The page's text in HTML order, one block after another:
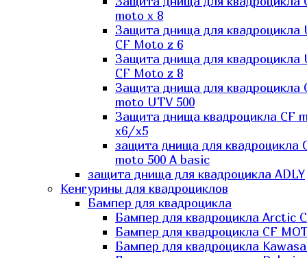
moto x 8
Защита днища для квадроцикла
CF Moto z 6
Защита днища для квадроцикла
CF Moto z 8
Защита днища для квадроцикла
moto UTV 500
Защита днища квадроцикла СF
x6/x5
защита днища для квадроцикла
moto 500 A basic
защита днища для квадроцикла ADLY
Кенгурины для квадроциклов
Бампер для квадроцикла
Бампер для квадроцикла Arctic
Бампер для квадроцикла CF
Бампер для квадроцикла